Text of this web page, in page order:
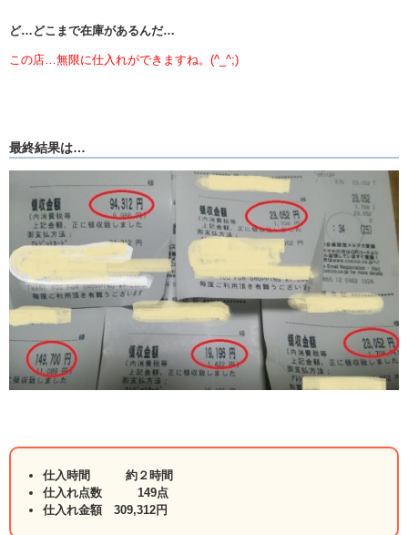
ど…どこまで在庫があるんだ…
この店…無限に仕入れができますね。(^_^;)
最終結果は…
仕入時間 約２時間
仕入れ点数 149点
仕入れ金額 309,312円